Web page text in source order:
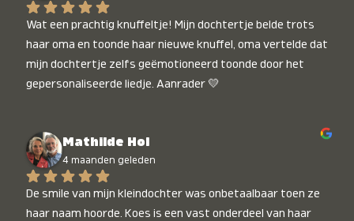
Wat een prachtig knuffeltje! Mijn dochtertje belde trots
haar oma en toonde haar nieuwe knuffel, oma vertelde dat
mijn dochtertje zelfs geëmotioneerd toonde door het
gepersonaliseerde liedje. Aanrader 💛
Mathilde Hol
4 maanden geleden
De smile van mijn kleindochter was onbetaalbaar toen ze
haar naam hoorde. Koes is een vast onderdeel van haar